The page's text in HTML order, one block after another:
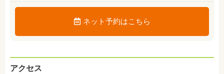
ネット予約はこちら
アクセス